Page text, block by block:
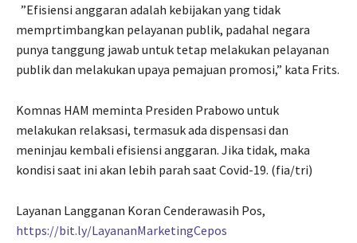
”Efisiensi anggaran adalah kebijakan yang tidak
memprtimbangkan pelayanan publik, padahal negara
punya tanggung jawab untuk tetap melakukan pelayanan
publik dan melakukan upaya pemajuan promosi,” kata Frits.
Komnas HAM meminta Presiden Prabowo untuk
melakukan relaksasi, termasuk ada dispensasi dan
meninjau kembali efisiensi anggaran. Jika tidak, maka
kondisi saat ini akan lebih parah saat Covid-19. (fia/tri)
Layanan Langganan Koran Cenderawasih Pos,
https://bit.ly/LayananMarketingCepos